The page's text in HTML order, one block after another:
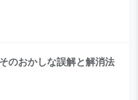
のおかしな誤解と解消法